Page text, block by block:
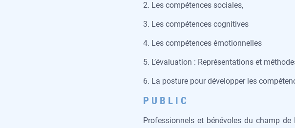
2. Les compétences sociales,
3. Les compétences cognitives
4. Les compétences émotionnelles
5. L’évaluation : Représentations et
6. La posture pour développer les
P U B L I C
Professionnels et bénévoles du champ